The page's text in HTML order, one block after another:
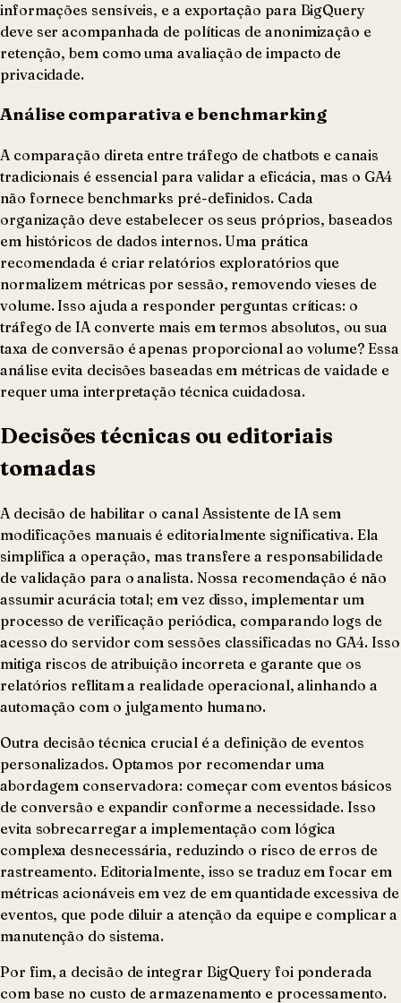
informações sensíveis, e a exportação para BigQuery
deve ser acompanhada de políticas de anonimização e
retenção, bem como uma avaliação de impacto de
privacidade.
Análise comparativa e benchmarking
A comparação direta entre tráfego de chatbots e canais
tradicionais é essencial para validar a eficácia, mas o GA4
não fornece benchmarks pré-definidos. Cada
organização deve estabelecer os seus próprios, baseados
em históricos de dados internos. Uma prática
recomendada é criar relatórios exploratórios que
normalizem métricas por sessão, removendo vieses de
volume. Isso ajuda a responder perguntas críticas: o
tráfego de IA converte mais em termos absolutos, ou sua
taxa de conversão é apenas proporcional ao volume? Essa
análise evita decisões baseadas em métricas de vaidade e
requer uma interpretação técnica cuidadosa.
Decisões técnicas ou editoriais
tomadas
A decisão de habilitar o canal Assistente de IA sem
modificações manuais é editorialmente significativa. Ela
simplifica a operação, mas transfere a responsabilidade
de validação para o analista. Nossa recomendação é não
assumir acurácia total; em vez disso, implementar um
processo de verificação periódica, comparando logs de
acesso do servidor com sessões classificadas no GA4. Isso
mitiga riscos de atribuição incorreta e garante que os
relatórios reflitam a realidade operacional, alinhando a
automação com o julgamento humano.
Outra decisão técnica crucial é a definição de eventos
personalizados. Optamos por recomendar uma
abordagem conservadora: começar com eventos básicos
de conversão e expandir conforme a necessidade. Isso
evita sobrecarregar a implementação com lógica
complexa desnecessária, reduzindo o risco de erros de
rastreamento. Editorialmente, isso se traduz em focar em
métricas acionáveis em vez de em quantidade excessiva de
eventos, que pode diluir a atenção da equipe e complicar a
manutenção do sistema.
Por fim, a decisão de integrar BigQuery foi ponderada
com base no custo de armazenamento e processamento.